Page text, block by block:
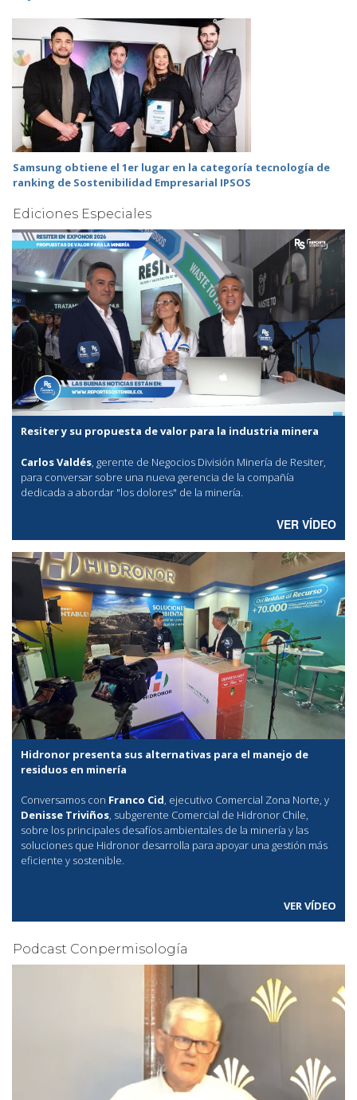
Samsung obtiene el 1er lugar en la categoría tecnología de
ranking de Sostenibilidad Empresarial IPSOS
Ediciones Especiales
Resiter y su propuesta de valor para la industria minera
Carlos Valdés, gerente de Negocios División Minería de Resiter,
para conversar sobre una nueva gerencia de la compañía
dedicada a abordar "los dolores" de la minería.
VER VÍDEO
Hidronor presenta sus alternativas para el manejo de
residuos en minería
Conversamos con Franco Cid, ejecutivo Comercial Zona Norte, y
Denisse Triviños, subgerente Comercial de Hidronor Chile,
sobre los principales desafíos ambientales de la minería y las
soluciones que Hidronor desarrolla para apoyar una gestión más
eficiente y sostenible.
VER VÍDEO
Podcast Conpermisología